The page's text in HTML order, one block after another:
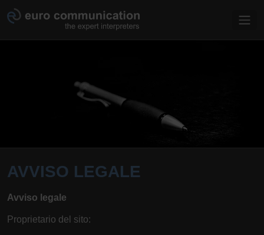
AVVISO LEGALE
Avviso legale
Proprietario del sito: